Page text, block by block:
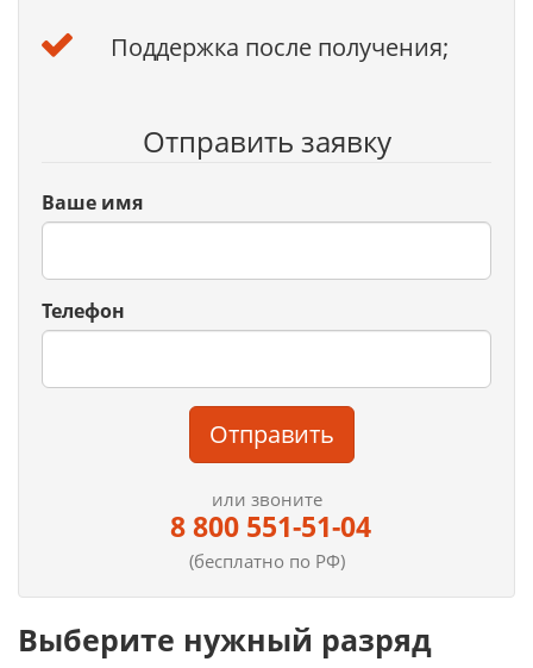
Поддержка после получения;
Отправить заявку
Ваше имя
Телефон
Отправить
или звоните
8 800 551-51-04
(бесплатно по РФ)
Выберите нужный разряд